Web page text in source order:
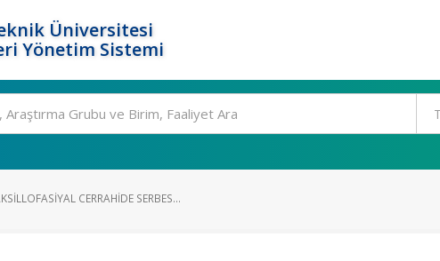
Üniversitesi
Yönetim Sistemi
CERRAHIDE SERBES...